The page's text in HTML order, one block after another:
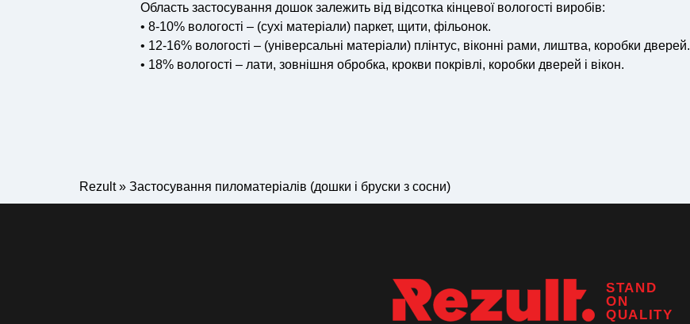
Область застосування дошок залежить від відсотка кінцевої вологості виробів:
• 8-10% вологості – (сухі матеріали) паркет, щити, фільонок.
• 12-16% вологості – (універсальні матеріали) плінтус, віконні рами, лиштва, коробки дверей.
• 18% вологості – лати, зовнішня обробка, крокви покрівлі, коробки дверей і вікон.
Rezult» Застосування пиломатеріалів (дошки і бруски з сосни)
STAND
ON
QUALITY